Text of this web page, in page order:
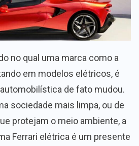
no qual uma marca como a
em modelos elétricos, é
de fato mudou.
sociedade mais limpa, ou de
protejam o meio ambiente, a
Ferrari elétrica é um presente